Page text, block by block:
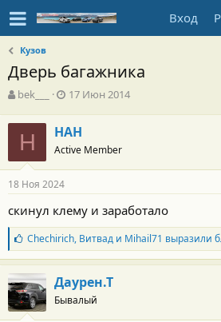
Вход
Кузов
Дверь багажника
А
т
о
р
т
е
м
ы
bek___
Д
а
н
а
л
17 Июн 2014
Н НАН
Active Member
18 Ноя 2024
скинул клему и заработало
Б
л
а
г
о
д
а
Chechirich, Витвади Mihail71 выразили
Даурен.Т
Бывалый